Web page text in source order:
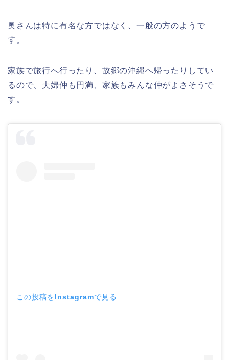
奥さんは特に有名な方ではなく、一般の方のようで
す。
家族で旅行へ行ったり、故郷の沖縄へ帰ったりしてい
るので、夫婦仲も円満、家族もみんな仲がよさそうで
す。
この投稿をInstagramで見る